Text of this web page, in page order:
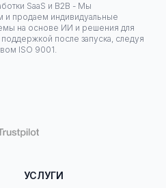
SaaS и B2B - Мы
и продаем индивидуальные
на основе ИИ и решения для
после запуска, следуя
ISO 9001.
УСЛУГИ